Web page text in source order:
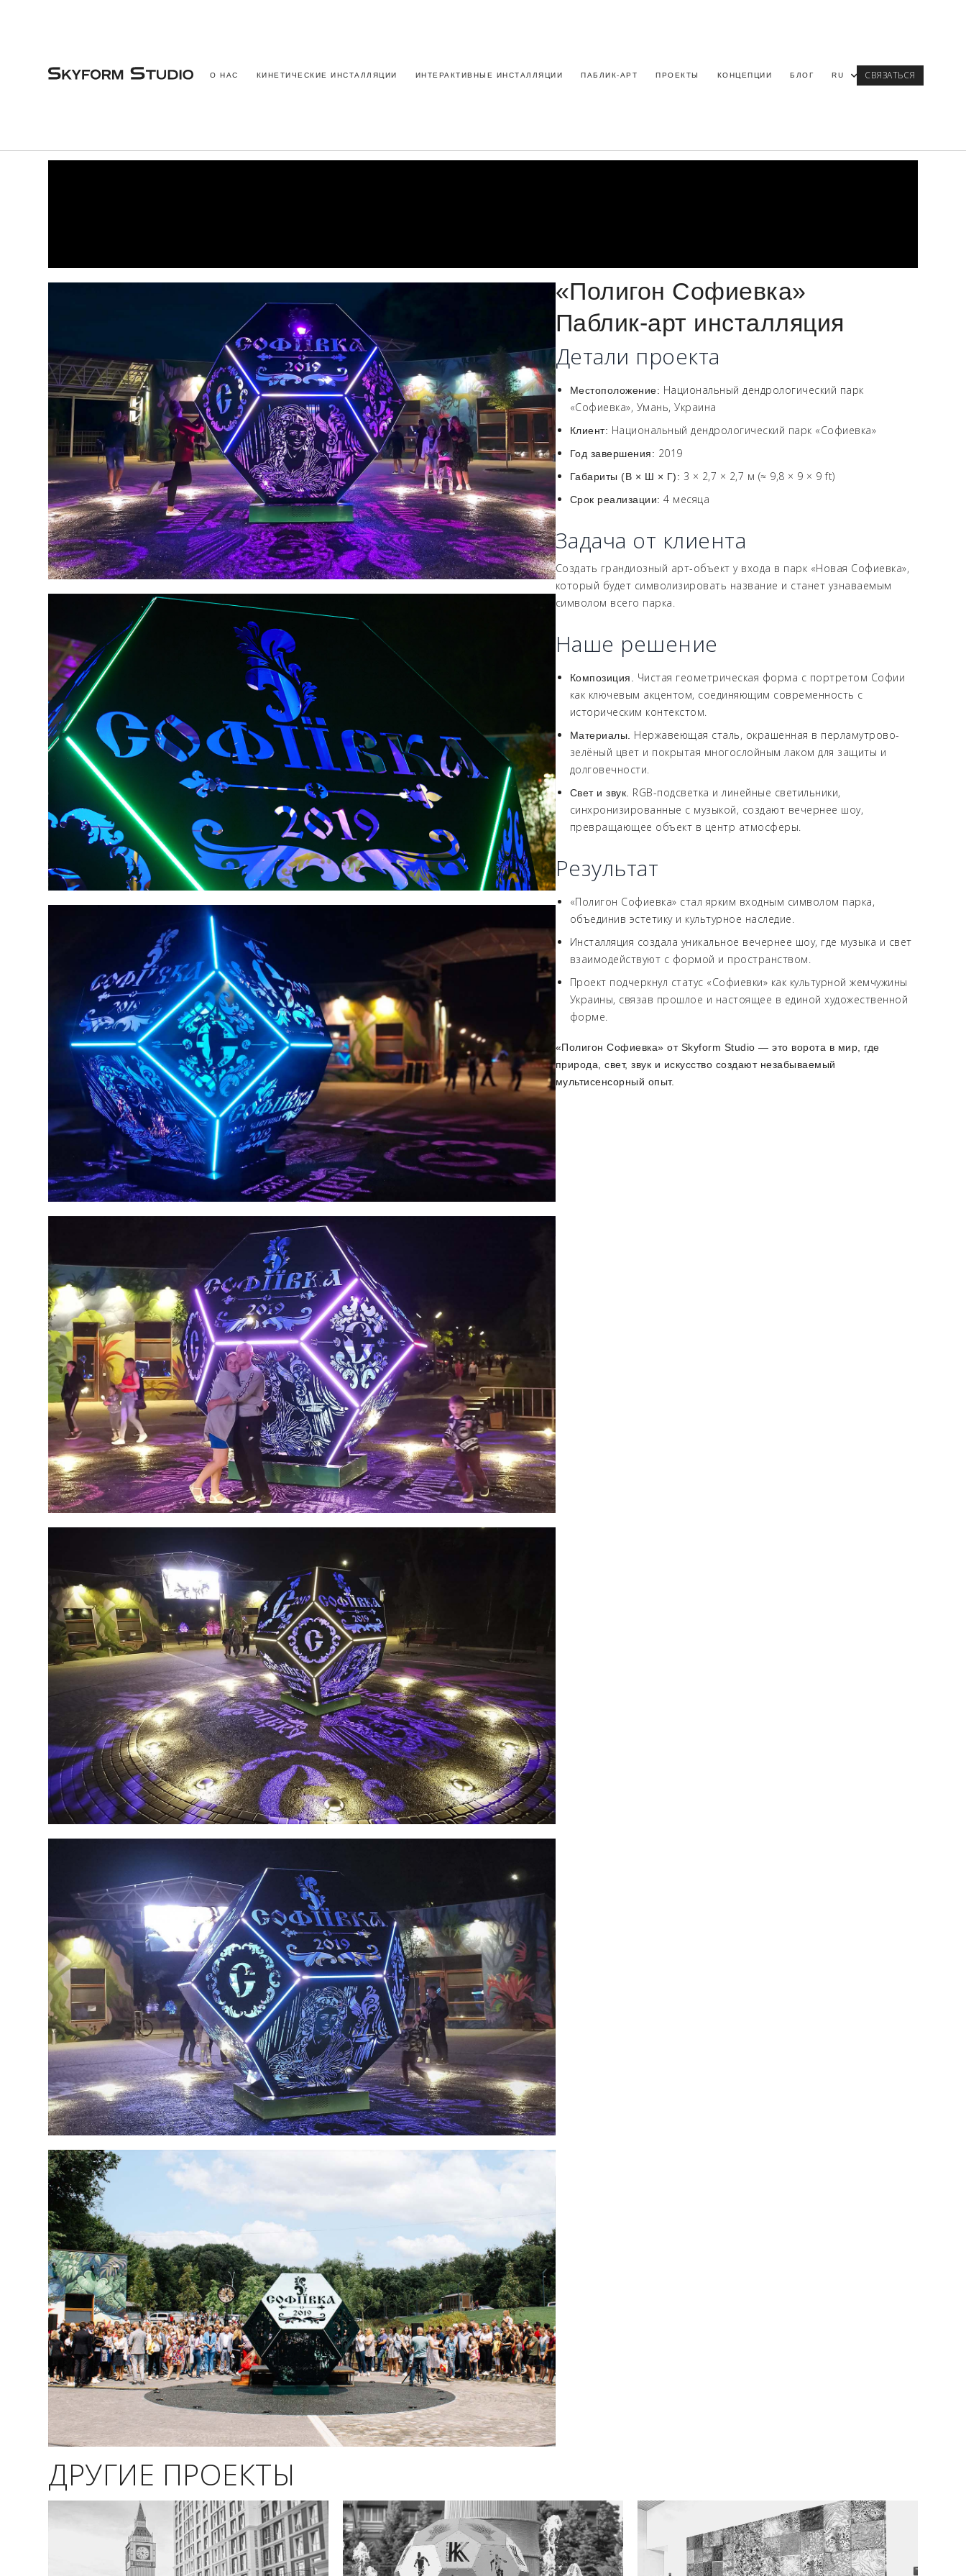
О НАС КИНЕТИЧЕСКИЕ ИНСТАЛЛЯЦИИ ИНТЕРАКТИВНЫЕ ИНСТАЛЛЯЦИИ ПАБЛИК-АРТ ПРОЕКТЫ КОНЦЕПЦИИ БЛОГ RU СВЯЗАТЬСЯ
«Полигон Софиевка»
Паблик-арт инсталляция
Детали проекта
Местоположение: Национальный дендрологический парк
«Софиевка», Умань, Украина
Клиент: Национальный дендрологический парк «Софиевка»
Год завершения: 2019
Габариты (В × Ш × Г): 3 × 2,7 × 2,7 м (≈ 9,8 × 9 × 9 ft)
Срок реализации: 4 месяца
Задача от клиента
Создать грандиозный арт-объект у входа в парк «Новая Софиевка»,
который будет символизировать название и станет узнаваемым
символом всего парка.
Наше решение
Композиция. Чистая геометрическая форма с портретом Софии
как ключевым акцентом, соединяющим современность с
историческим контекстом.
Материалы.
Нержавеющая сталь, окрашенная в перламутрово-
зелёный цвет и покрытая многослойным лаком для защиты и
долговечности.
Свет и звук.
RGB-подсветка и линейные светильники,
синхронизированные с музыкой, создают вечернее шоу,
превращающее объект в центр атмосферы.
Результат
«Полигон Софиевка» стал ярким входным символом парка,
объединив эстетику и культурное наследие.
Инсталляция создала уникальное вечернее шоу, где музыка и свет
взаимодействуют с формой и пространством.
Проект подчеркнул статус «Софиевки» как культурной жемчужины
Украины, связав прошлое и настоящее в единой художественной
форме.
«Полигон Софиевка» от Skyform Studio — это ворота в мир, где
природа, свет, звук и искусство создают незабываемый
мультисенсорный опыт.
ДРУГИЕ ПРОЕКТЫ